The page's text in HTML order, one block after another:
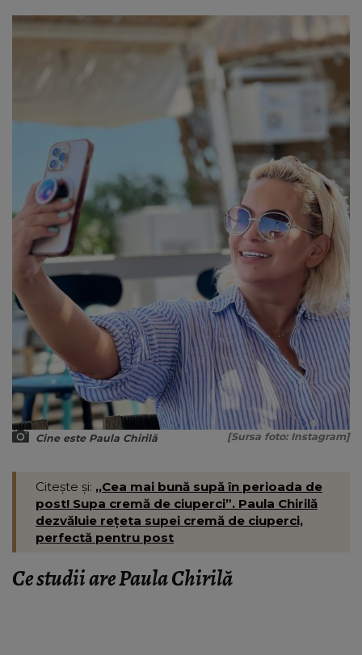
Cine este Paula Chirilă [Sursa foto: Instagram]
Citește și: ,,Cea mai bună supă în perioada de
post! Supa cremă de ciuperci”. Paula Chirilă
dezvăluie rețeta supei cremă de ciuperci,
perfectă pentru post
Ce studii are Paula Chirilă